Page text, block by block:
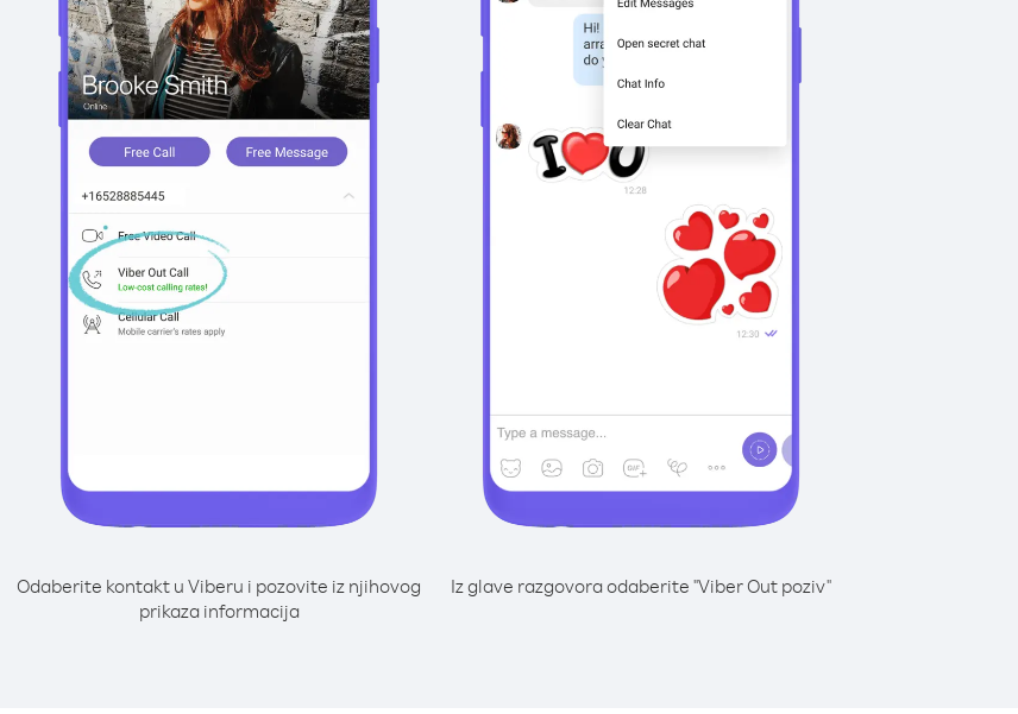
Odaberite kontakt u Viberu i pozovite iz njihovog
prikaza informacija
Iz glave razgovora odaberite "Viber Out poziv"